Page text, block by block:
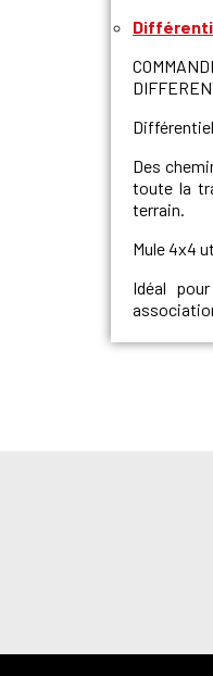
Des
toute la
terrain.
Mule 4x4
Idéal